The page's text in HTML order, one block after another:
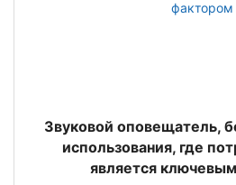
Звуковой оповещатель,
использования, где
является